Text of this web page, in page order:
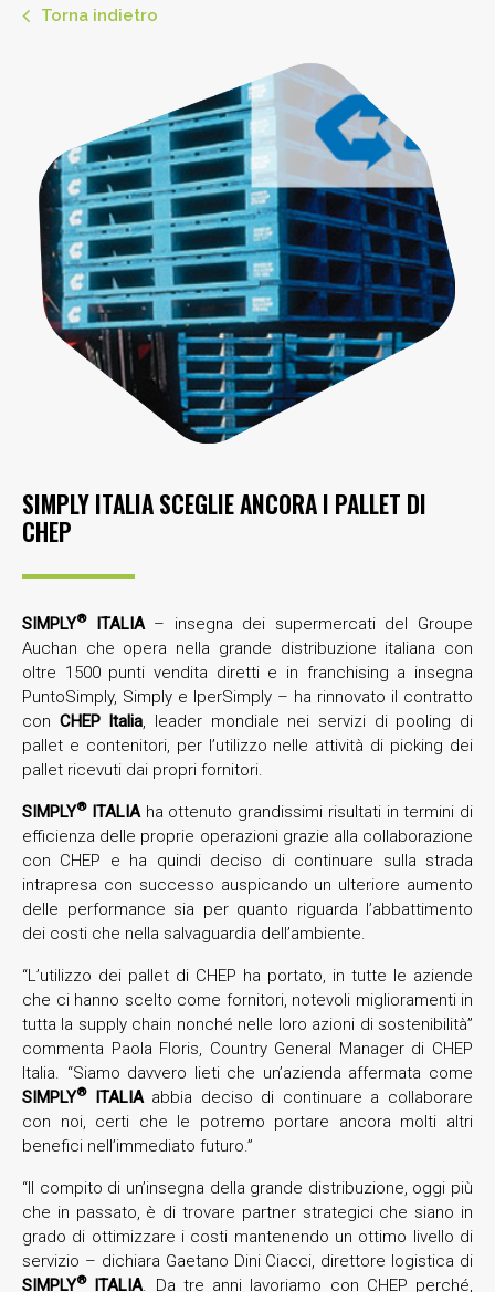
Torna indietro
SIMPLY ITALIA SCEGLIE ANCORA I PALLET DI
CHEP
SIMPLY®ITALIA– insegna dei supermercati del Groupe
Auchan che opera nella grande distribuzione italiana con
oltre 1500 punti vendita diretti e in franchising a insegna
PuntoSimply, Simply e IperSimply – ha rinnovato il contratto
con CHEP Italia, leader mondiale nei servizi di pooling di
pallet e contenitori, per l’utilizzo nelle attività di picking dei
pallet ricevuti dai propri fornitori.
SIMPLY®ITALIA ha ottenuto grandissimi risultati in termini di
efficienza delle proprie operazioni grazie alla collaborazione
con CHEP e ha quindi deciso di continuare sulla strada
intrapresa con successo auspicando un ulteriore aumento
delle performance sia per quanto riguarda l’abbattimento
dei costi che nella salvaguardia dell’ambiente.
“L’utilizzo dei pallet di CHEP ha portato, in tutte le aziende
che ci hanno scelto come fornitori, notevoli miglioramenti in
tutta la supply chain nonché nelle loro azioni di sostenibilità”
commenta Paola Floris, Country General Manager di CHEP
Italia. “Siamo davvero lieti che un’azienda affermata come
SIMPLY®ITALIAabbia deciso di continuare a collaborare
con noi, certi che le potremo portare ancora molti altri
benefici nell’immediato futuro.”
“Il compito di un’insegna della grande distribuzione, oggi più
che in passato, è di trovare partner strategici che siano in
grado di ottimizzare i costi mantenendo un ottimo livello di
servizio – dichiara Gaetano Dini Ciacci, direttore logistica di
SIMPLY®ITALIA. Da tre anni lavoriamo con CHEP perché,